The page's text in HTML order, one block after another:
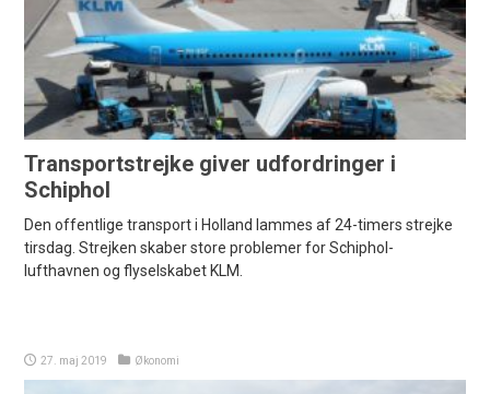
Transportstrejke giver udfordringer i
Schiphol
Den offentlige transport i Holland lammes af 24-timers strejke
tirsdag. Strejken skaber store problemer for Schiphol-
lufthavnen og flyselskabet KLM.
27. maj 2019 Økonomi